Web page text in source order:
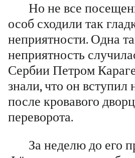
Но не все
особ сходили так
неприятности. Одна
неприятность
Сербии Петром
знали, что он вступил
после кровавого
переворота.
За неделю до его